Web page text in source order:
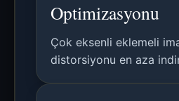
Optimizasyonu
Çok eksenli eklemeli
distorsiyonu en aza